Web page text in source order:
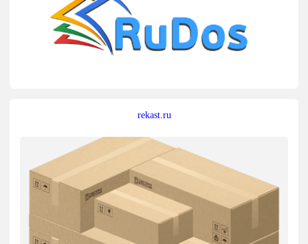
rekast.ru